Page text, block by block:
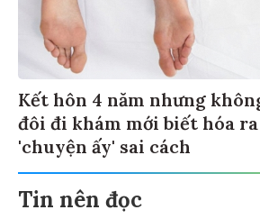
Kết hôn 4 năm nhưng
đôi đi khám mới biết hóa
'chuyện ấy' sai cách
Tin nên đọc